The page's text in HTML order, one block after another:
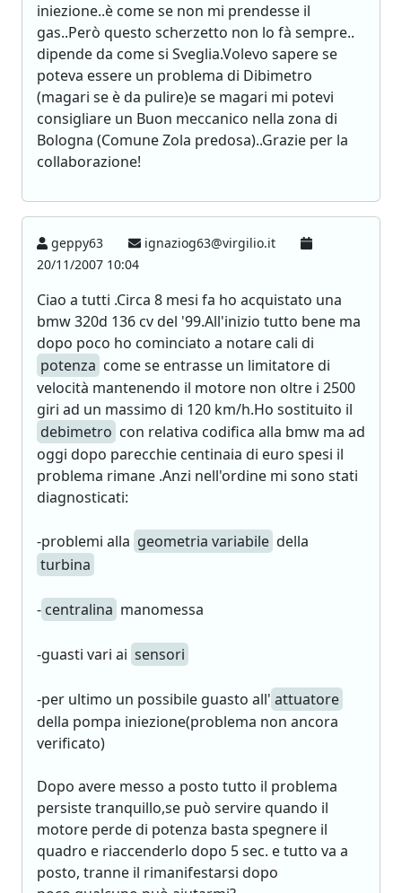
iniezione..è come se non mi prendesse il
gas..Però questo scherzetto non lo fà sempre..
dipende da come si Sveglia.Volevo sapere se
poteva essere un problema di Dibimetro
(magari se è da pulire)e se magari mi potevi
consigliare un Buon meccanico nella zona di
Bologna (Comune Zola predosa)..Grazie per la
collaborazione!
geppy63
ignaziog63@virgilio.it
20/11/2007 10:04
Ciao a tutti .Circa 8 mesi fa ho acquistato una
bmw 320d 136 cv del '99.All'inizio tutto bene ma
dopo poco ho cominciato a notare cali di
potenza come se entrasse un limitatore di
velocità mantenendo il motore non oltre i 2500
giri ad un massimo di 120 km/h.Ho sostituito il
debimetro con relativa codifica alla bmw ma ad
oggi dopo parecchie centinaia di euro spesi il
problema rimane .Anzi nell'ordine mi sono stati
diagnosticati:
-problemi alla geometria variabile della
turbina
- centralina manomessa
-guasti vari ai sensori
-per ultimo un possibile guasto all' attuatore
della pompa iniezione(problema non ancora
verificato)
Dopo avere messo a posto tutto il problema
persiste tranquillo,se può servire quando il
motore perde di potenza basta spegnere il
quadro e riaccenderlo dopo 5 sec. e tutto va a
posto, tranne il rimanifestarsi dopo